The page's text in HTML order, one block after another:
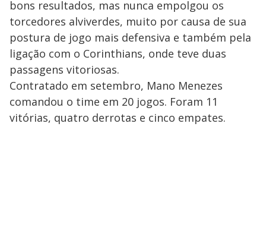
bons resultados, mas nunca empolgou os
torcedores alviverdes, muito por causa de sua
postura de jogo mais defensiva e também pela
ligação com o Corinthians, onde teve duas
passagens vitoriosas.
Contratado em setembro, Mano Menezes
comandou o time em 20 jogos. Foram 11
vitórias, quatro derrotas e cinco empates.